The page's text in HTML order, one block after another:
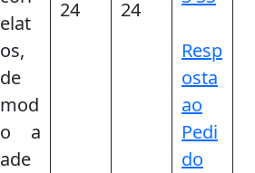
elat
os,
de
mod
o a
ade
24
24
Resp
osta
ao
Pedi
do